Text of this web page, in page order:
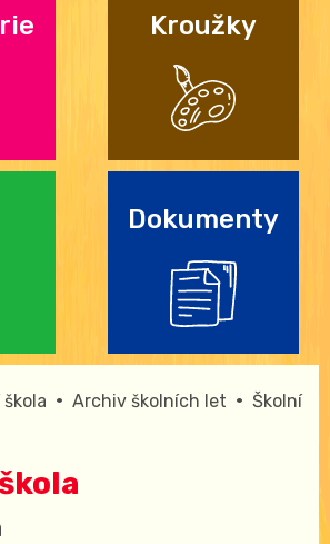
Kroužky
Dokumenty
• Archiv školních let • Školní